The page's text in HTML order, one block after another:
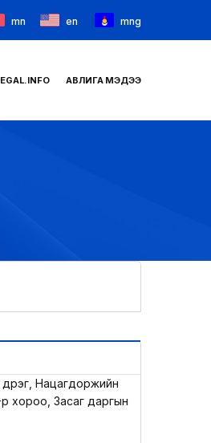
LEGAL.INFO
mn en mng
АВЛИГА МЭДЭЭ
Нацагдоржийн
хороо, Засаг даргын